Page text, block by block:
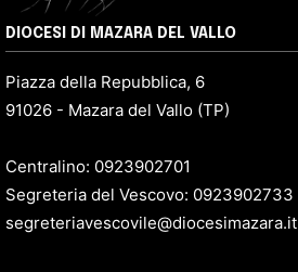
DIOCESI DI MAZARA DEL VALLO
Piazza della Repubblica, 6
91026 - Mazara del Vallo (TP)
Centralino: 0923902701
Segreteria del Vescovo: 0923902733
segreteriavescovile@diocesimazara.it